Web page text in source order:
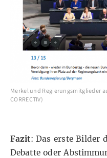
Merkel und Regierungsmitglieder
CORRECTIV)
Fazit: Das erste Bilder
Debatte oder